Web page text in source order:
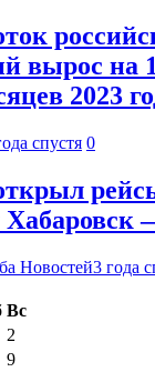
вырос на
2023
спустя 0
Новостей3 года
Вс
2
9